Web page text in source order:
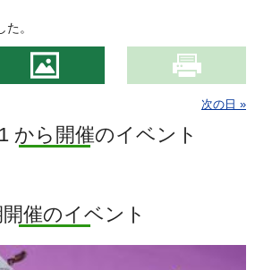
。
次の日 »
から開催のイベント
催のイベント